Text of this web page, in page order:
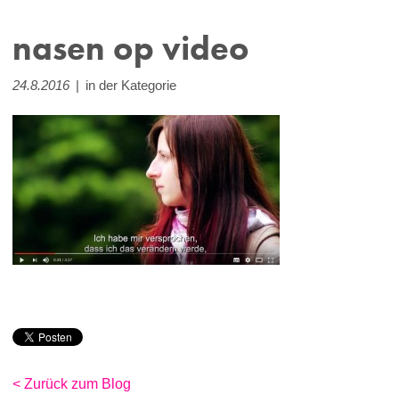
nasen op video
24.8.2016 | in der Kategorie
< Zurück zum Blog